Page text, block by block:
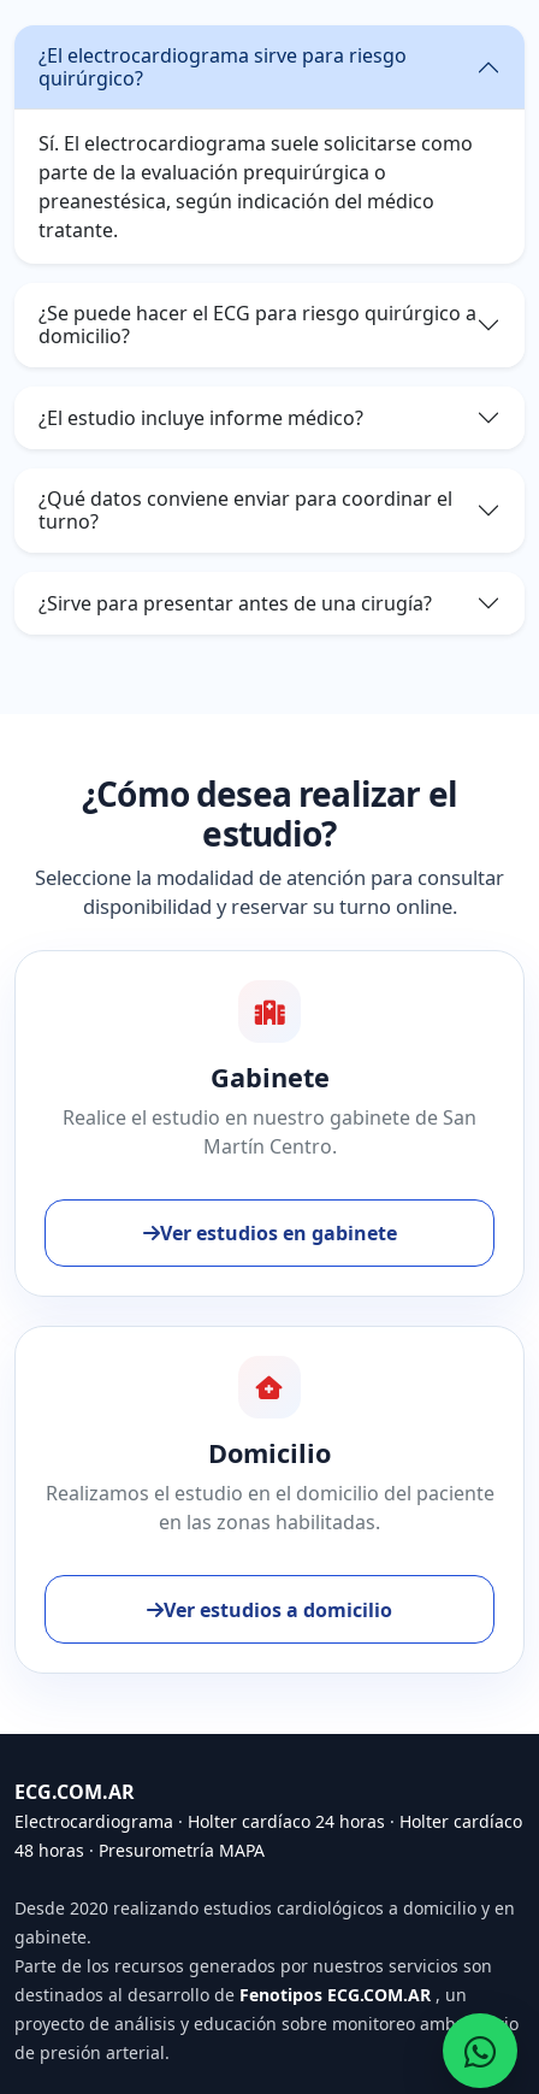
¿El electrocardiograma sirve para riesgo
quirúrgico?
Sí. El electrocardiograma suele solicitarse como
parte de la evaluación prequirúrgica o
preanestésica, según indicación del médico
tratante.
¿Se puede hacer el ECG para riesgo quirúrgico a
domicilio?
¿El estudio incluye informe médico?
¿Qué datos conviene enviar para coordinar el
turno?
¿Sirve para presentar antes de una cirugía?
¿Cómo desea realizar el
estudio?
Seleccione la modalidad de atención para consultar
disponibilidad y reservar su turno online.
Gabinete
Realice el estudio en nuestro gabinete de San
Martín Centro.
Ver estudios en gabinete
Domicilio
Realizamos el estudio en el domicilio del paciente
en las zonas habilitadas.
Ver estudios a domicilio
ECG.COM.AR
Electrocardiograma · Holter cardíaco 24 horas · Holter cardíaco
48 horas · Presurometría MAPA
Desde 2020 realizando estudios cardiológicos a domicilio y en
gabinete.
Parte de los recursos generados por nuestros servicios son
destinados al desarrollo de Fenotipos ECG.COM.AR , un
proyecto de análisis y educación sobre monitoreo ambulatorio
de presión arterial.